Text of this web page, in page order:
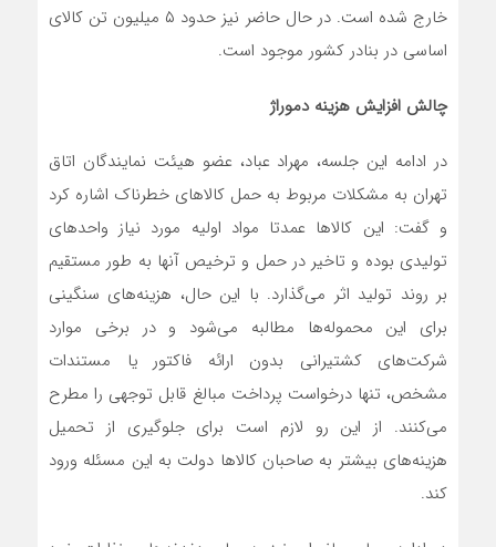
خارج شده است. در حال حاضر نیز حدود ۵ میلیون تن کالای
اساسی در بنادر کشور موجود است.
چالش افزایش هزینه دموراژ
در ادامه این جلسه، مهراد عباد، عضو هیئت نمایندگان اتاق
تهران به مشکلات مربوط به حمل کالاهای خطرناک اشاره کرد
و گفت: این کالاها عمدتا مواد اولیه مورد نیاز واحدهای
تولیدی بوده و تاخیر در حمل و ترخیص آنها به طور مستقیم
بر روند تولید اثر می‌گذارد. با این حال، هزینه‌های سنگینی
برای این محموله‌ها مطالبه می‌شود و در برخی موارد
شرکت‌های کشتیرانی بدون ارائه فاکتور یا مستندات
مشخص، تنها درخواست پرداخت مبالغ قابل توجهی را مطرح
می‌کنند. از این رو لازم است برای جلوگیری از تحمیل
هزینه‌های بیشتر به صاحبان کالاها دولت به این مسئله ورود
کند.